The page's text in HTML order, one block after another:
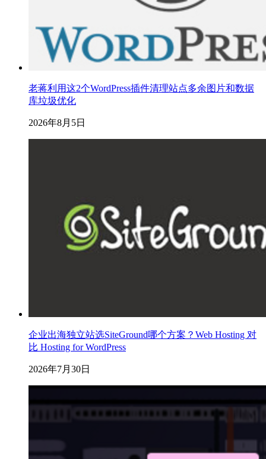
老蒋利用这2个WordPress插件清理站点多余图片和数据
库垃圾优化
2026年8月5日
企业出海独立站选SiteGround哪个方案？Web Hosting 对
比 Hosting for WordPress
2026年7月30日